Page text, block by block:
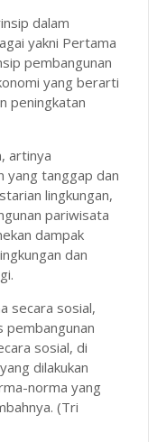
dalam
yakni Pertama
pembangunan
yang berarti
peningkatan
artinya
yang tanggap dan
lingkungan,
pariwisata
dampak
dan
secara sosial,
pembangunan
sosial, di
dilakukan
norma yang
(Tri